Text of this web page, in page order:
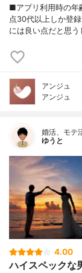
■アプリ利用時の年
点30代以上しか登
には良い点だと思
アンジュ
アンジュ
婚活、モテ
ゆうと
4.00
ハイスペックな